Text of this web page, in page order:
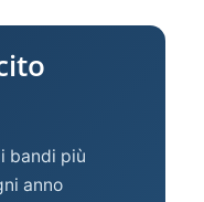
bandi più
anno